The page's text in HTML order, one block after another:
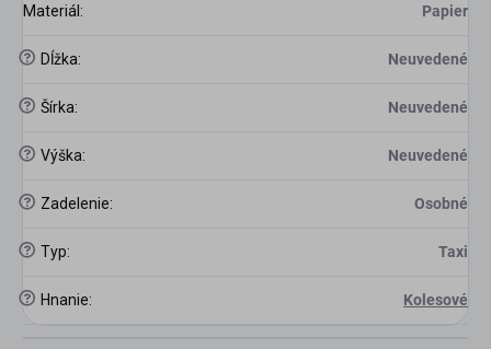
Materiál : Papier
? Dĺžka: Neuvedené
? Šírka: Neuvedené
? Výška: Neuvedené
? Zadelenie: Osobné
? Typ: Taxi
? Hnanie: Kolesové